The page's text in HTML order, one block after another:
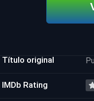
Título original
IMDb Rating